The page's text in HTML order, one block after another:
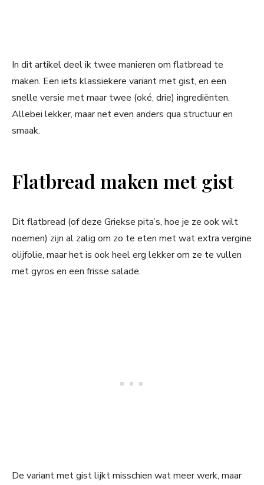
In dit artikel deel ik twee manieren om flatbread te
maken. Een iets klassiekere variant met gist, en een
snelle versie met maar twee (oké, drie) ingrediënten.
Allebei lekker, maar net even anders qua structuur en
smaak.
Flatbread maken met gist
Dit flatbread (of deze Griekse pita’s, hoe je ze ook wilt
noemen) zijn al zalig om zo te eten met wat extra vergine
olijfolie, maar het is ook heel erg lekker om ze te vullen
met gyros en een frisse salade.
De variant met gist lijkt misschien wat meer werk, maar